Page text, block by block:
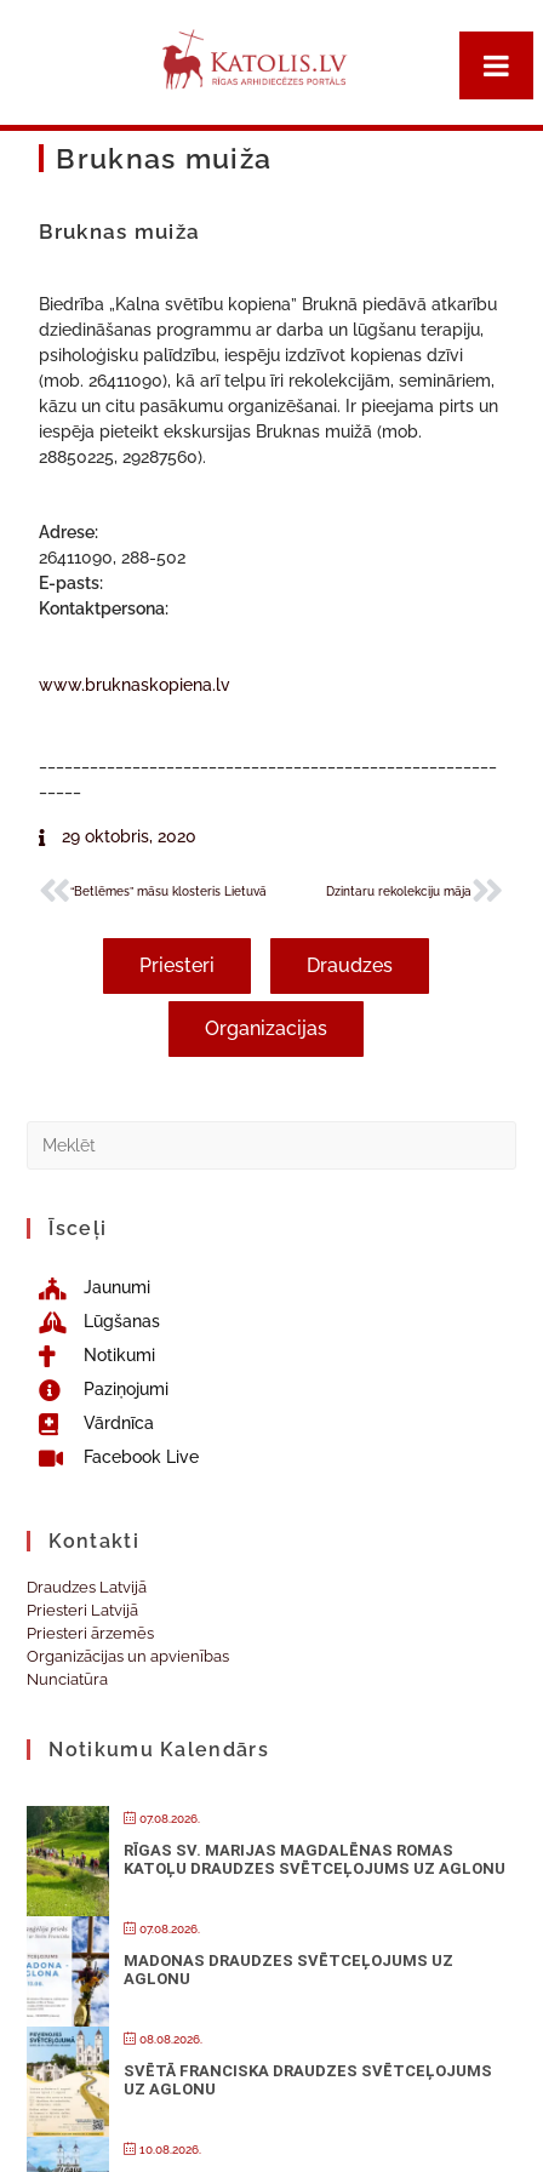
Bruknas muiža
Bruknas muiža
Biedrība „Kalna svētību kopiena” Bruknā piedāvā atkarību
dziedināšanas programmu ar darba un lūgšanu terapiju,
psiholoģisku palīdzību, iespēju izdzīvot kopienas dzīvi
(mob. 26411090), kā arī telpu īri rekolekcijām, semināriem,
kāzu un citu pasākumu organizēšanai. Ir pieejama pirts un
iespēja pieteikt ekskursijas Bruknas muižā (mob.
28850225, 29287560).
Adrese:
26411090, 288-502
E-pasts:
Kontaktpersona:
www.bruknaskopiena.lv
29 oktobris, 2020
“Betlēmes” māsu klosteris Lietuvā Dzintaru rekolekciju māja
Priesteri Draudzes
Organizacijas
Īsceļi
Jaunumi
Lūgšanas
Notikumi
Paziņojumi
Vārdnīca
Facebook Live
Kontakti
Draudzes Latvijā
Priesteri Latvijā
Priesteri ārzemēs
Organizācijas un apvienības
Nunciatūra
Notikumu Kalendārs
07.08.2026.
RĪGAS SV. MARIJAS MAGDALĒNAS ROMAS
KATOĻU DRAUDZES SVĒTCEĻOJUMS UZ AGLONU
07.08.2026.
MADONAS DRAUDZES SVĒTCEĻOJUMS UZ
AGLONU
08.08.2026.
SVĒTĀ FRANCISKA DRAUDZES SVĒTCEĻOJUMS
UZ AGLONU
10.08.2026.